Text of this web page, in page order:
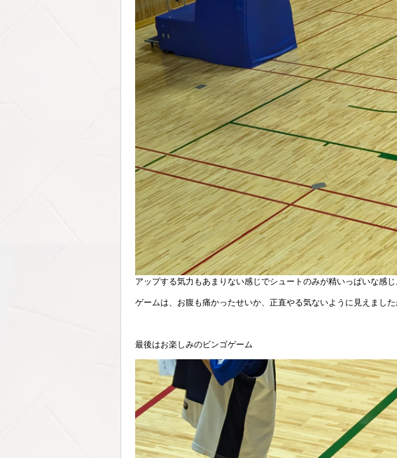
アップする気力もあまりない感じでシュートのみが精いっぱいな感じ
ゲームは、お腹も痛かったせいか、正直やる気ないように見えまし
最後はお楽しみのビンゴゲーム